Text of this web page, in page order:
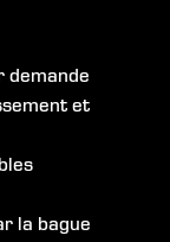
demande
et
la bague